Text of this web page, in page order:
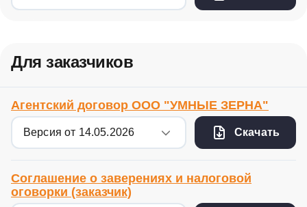
Для заказчиков
Агентский договор ООО "УМНЫЕ ЗЕРНА"
Скачать
Соглашение о заверениях и налоговой
оговорки (заказчик)